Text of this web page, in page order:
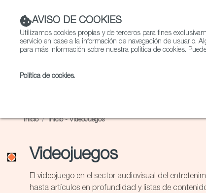
Inicio Inicio - VideoJuegos
Videojuegos
Videojuegos
El videojuego en el sector audiovisual del
hasta artículos en profundidad y listas de
AVISO DE COOKIES
Utilizamos cookies propias y de terceros para fines
servicio en base a la información de navegación de usuario.
para más información sobre nuestra política de cookies.
Política de cookies.